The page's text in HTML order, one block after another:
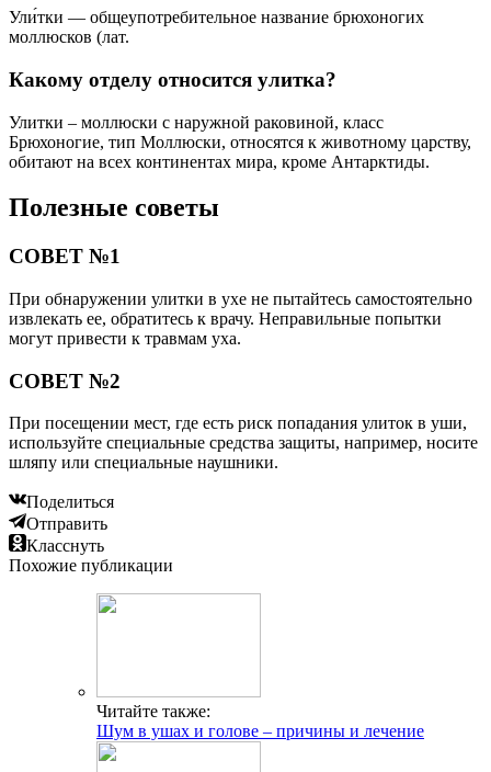
Ули́тки — общеупотребительное название брюхоногих
моллюсков (лат.
Какому отделу относится улитка?
Улитки – моллюски с наружной раковиной, класс
Брюхоногие, тип Моллюски, относятся к животному царству,
обитают на всех континентах мира, кроме Антарктиды.
Полезные советы
СОВЕТ №1
При обнаружении улитки в ухе не пытайтесь самостоятельно
извлекать ее, обратитесь к врачу. Неправильные попытки
могут привести к травмам уха.
СОВЕТ №2
При посещении мест, где есть риск попадания улиток в уши,
используйте специальные средства защиты, например, носите
шляпу или специальные наушники.
Поделиться
Отправить
Класснуть
Похожие публикации
Читайте также:
Шум в ушах и голове – причины и лечение